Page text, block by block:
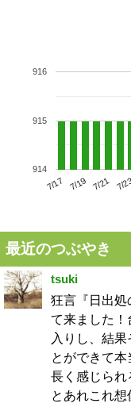
7/17 7/19 7/21 7/
914
915
916
最近のつぶやき
tsuki
狂言『日出処
て来ました！
入りし、結
とができて
長く感じられ
とあれこれ